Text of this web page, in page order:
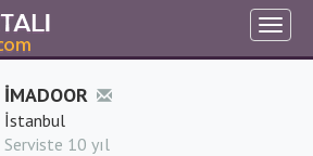
İMADOOR
İstanbul
Serviste 10 yıl